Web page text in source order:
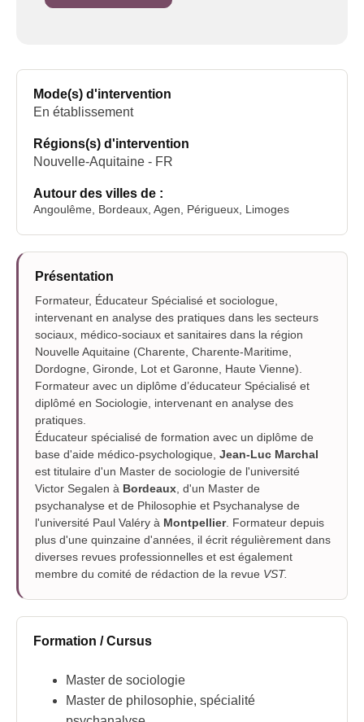
Mode(s) d'intervention
En établissement
Régions(s) d'intervention
Nouvelle-Aquitaine - FR
Autour des villes de :
Angoulême, Bordeaux, Agen, Périgueux, Limoges
Présentation
Formateur, Éducateur Spécialisé et sociologue,
intervenant en analyse des pratiques dans les secteurs
sociaux, médico-sociaux et sanitaires dans la région
Nouvelle Aquitaine (Charente, Charente-Maritime,
Dordogne, Gironde, Lot et Garonne, Haute Vienne).
Formateur avec un diplôme d’éducateur Spécialisé et
diplômé en Sociologie, intervenant en analyse des
pratiques.
Éducateur spécialisé de formation avec un diplôme de
base d'aide médico-psychologique, Jean-Luc Marchal
est titulaire d'un Master de sociologie de l'université
Victor Segalen à Bordeaux , d'un Master de
psychanalyse et de Philosophie et Psychanalyse de
l'université Paul Valéry à Montpellier. Formateur depuis
plus d'une quinzaine d'années, il écrit régulièrement dans
diverses revues professionnelles et est également
membre du comité de rédaction de la revue VST.
Formation / Cursus
Master de sociologie
Master de philosophie, spécialité